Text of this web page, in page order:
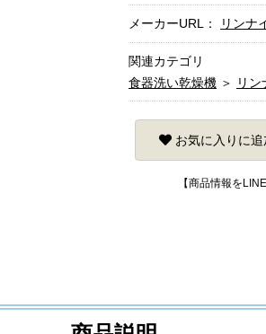
メーカーURL： リンナ
関連カテゴリ
食器洗い乾燥機 ＞ リン
お気に入りに追
【商品情報を